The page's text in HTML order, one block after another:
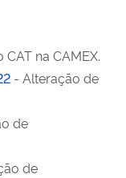
CAT na CAMEX.
- Alteração de
de
de